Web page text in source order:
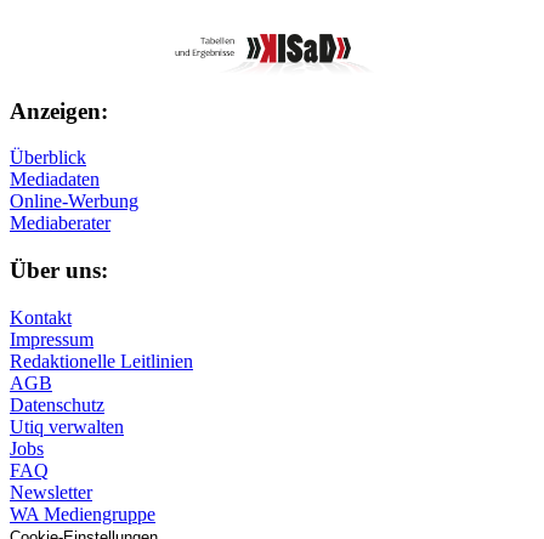
Anzeigen:
Überblick
Mediadaten
Online-Werbung
Mediaberater
Über uns:
Kontakt
Impressum
Redaktionelle Leitlinien
AGB
Datenschutz
Utiq verwalten
Jobs
FAQ
Newsletter
WA Mediengruppe